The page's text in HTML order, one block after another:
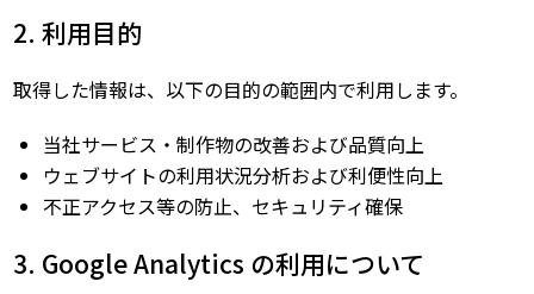
2. 利用目的
取得した情報は、以下の目的の範囲内で利用します。
当社サービス・制作物の改善および品質向上
ウェブサイトの利用状況分析および利便性向上
不正アクセス等の防止、セキュリティ確保
3. Google Analytics の利用について